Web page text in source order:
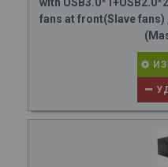
fans at front(Slave fans)